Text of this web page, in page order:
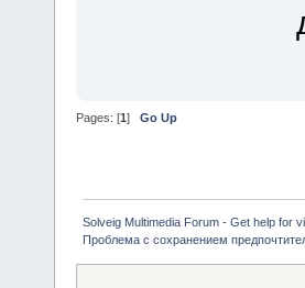
Pages: [1 ] Go Up
Solveig Multimedia Forum - Get help for
Проблема с сохранением